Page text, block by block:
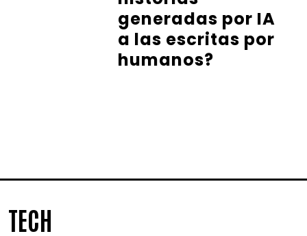
generadas por IA
a las escritas por
humanos?
TECH